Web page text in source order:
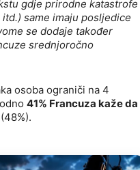
gdje prirodne katastrofe
same imaju posljedice
se dodaje također
srednjoročno
osoba ograniči na 4
41% Francuza kaže da